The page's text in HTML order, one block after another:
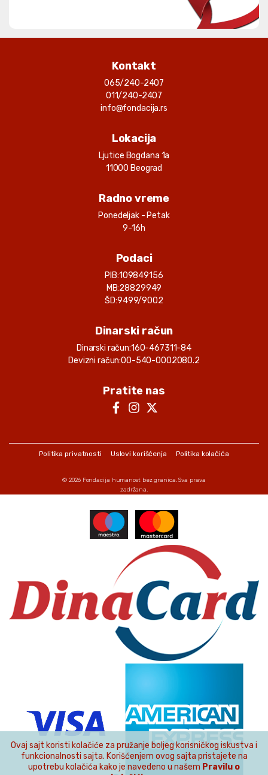
Ovaj sajt koristi kolačiće za pružanje boljeg korisničkog iskustva i
funkcionalnosti sajta. Korišćenjem ovog sajta pristajete na
upotrebu kolačića kako je navedeno u našem Pravilu o
Kontakt
065/240-2407
011/240-2407
info@fondacija.rs
Lokacija
Ljutice Bogdana 1a
11000 Beograd
Radno vreme
Ponedeljak - Petak
9-16h
Podaci
PIB:109849156
MB:28829949
ŠD:9499/9002
Dinarski račun
Dinarski račun:160-467311-84
Devizni račun:00-540-0002080.2
Pratite nas
Politika privatnosti Uslovi korišćenja Politika kolačića
© 2026 Fondacija humanost bez granica. Sva prava
zadržana.